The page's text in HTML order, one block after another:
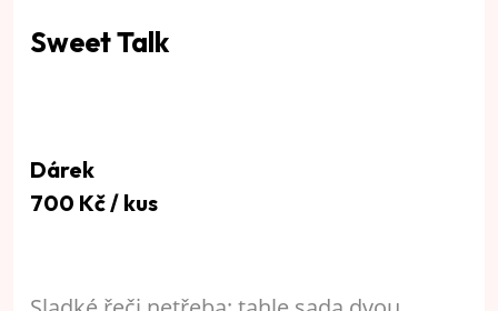
Sweet Talk
Dárek
700 Kč / kus